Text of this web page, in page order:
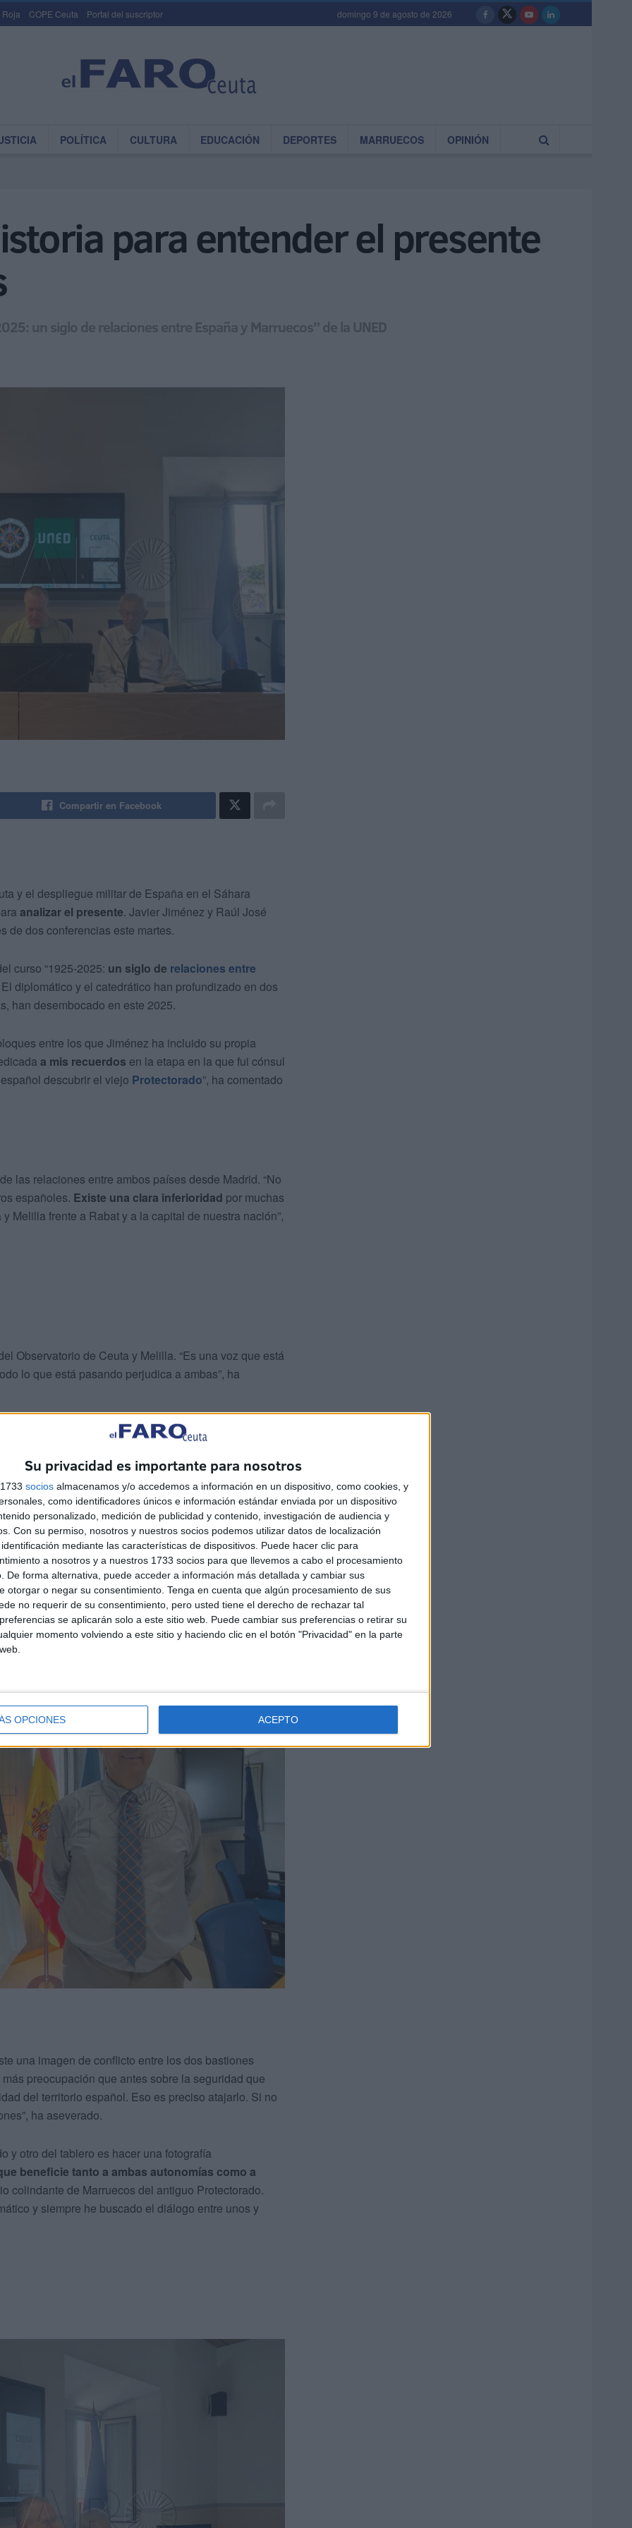
Su privacidad es importante para nosotros
socios almacenamos y/o accedemos a información en un dispositivo, como cookies, y
como identificadores únicos e información estándar enviada por un dispositivo
personalizado, medición de publicidad y contenido, investigación de audiencia y
Con su permiso, nosotros y nuestros socios podemos utilizar datos de localización
mediante las características de dispositivos. Puede hacer clic para
a nosotros y a nuestros 1733 socios para que llevemos a cabo el procesamiento
De forma alternativa, puede acceder a información más detallada y cambiar sus
otorgar o negar su consentimiento. Tenga en cuenta que algún procesamiento de sus
no requerir de su consentimiento, pero usted tiene el derecho de rechazar tal
se aplicarán solo a este sitio web. Puede cambiar sus preferencias o retirar su
momento volviendo a este sitio y haciendo clic en el botón "Privacidad" en la parte
OPCIONES ACEPTO
Roja COPE Ceuta Portal del suscriptor domingo 9 de agosto de 2026
POLÍTICA CULTURA EDUCACIÓN DEPORTES MARRUECOS OPINIÓN
para entender el presente
un siglo de relaciones entre España y Marruecos” de la UNED
Compartir en Facebook
y el despliegue militar de España en el Sáhara
analizar el presente. Javier Jiménez y Raúl José
de dos conferencias este martes.
curso “1925-2025: un siglo de relaciones entre
El diplomático y el catedrático han profundizado en dos
han desembocado en este 2025.
entre los que Jiménez ha incluido su propia
a mis recuerdos en la etapa en la que fui cónsul
descubrir el viejo Protectorado”, ha comentado
las relaciones entre ambos países desde Madrid. “No
españoles. Existe una clara inferioridad por muchas
Melilla frente a Rabat y a la capital de nuestra nación”,
Observatorio de Ceuta y Melilla. “Es una voz que está
lo que está pasando perjudica a ambas”, ha
y que no funcione. Antes cuando iba a Marruecos, al
ha destacado en relación a las esperas en la
antes en la zona.
en toda el área que antes era del Protectorado. Las
ha manifestado.
una imagen de conflicto entre los dos bastiones
preocupación que antes sobre la seguridad que
del territorio español. Eso es preciso atajarlo. Si no
ha aseverado.
y otro del tablero es hacer una fotografía
beneficie tanto a ambas autonomías como a
colindante de Marruecos del antiguo Protectorado.
y siempre he buscado el diálogo entre unos y